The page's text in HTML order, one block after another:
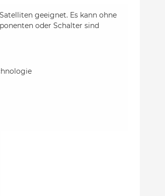
geeignet. Es kann ohne
oder Schalter sind